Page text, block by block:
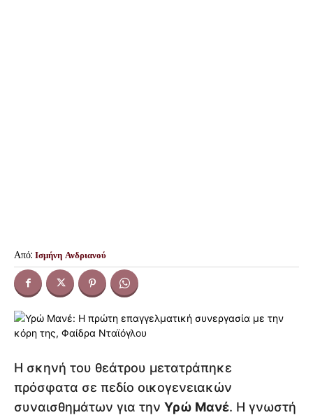
Από: Ισμήνη Ανδριανού
Η σκηνή του θεάτρου μετατράπηκε
πρόσφατα σε πεδίο οικογενειακών
συναισθημάτων για την Υρώ Μανέ. Η γνωστή